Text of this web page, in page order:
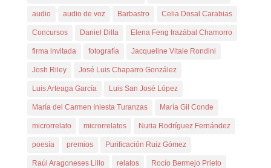
audio audio de voz Barbastro Celia Dosal Carabias
Concursos Daniel Dilla Elena Feng Irazábal Chamorro
firma invitada fotografía Jacqueline Vitale Rondini
Josh Riley José Luis Chaparro González
Luis Arteaga García Luis San José López
María del Carmen Iniesta Turanzas María Gil Conde
microrrelato microrrelatos Nuria Rodríguez Fernández
poesía premios Purificación Ruiz Gómez
Raúl Aragoneses Lillo relatos Rocío Bermejo Prieto